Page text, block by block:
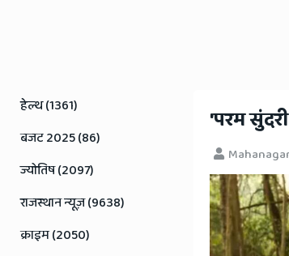
​'परम
हेल्थ (1361)
बजट 2025 (86)
ज्योतिष (2097)
राजस्थान न्यूज़ (9638)
क्राइम (2050)